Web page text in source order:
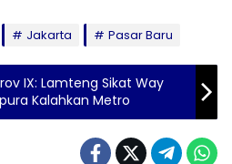
Jakarta Pasar Baru
IX: Lamteng Sikat Way
Kalahkan Metro